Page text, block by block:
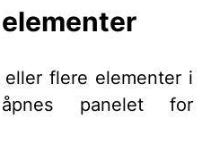
flere elementer i
panelet for